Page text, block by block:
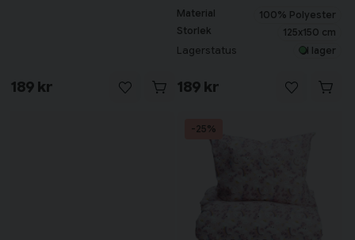
189 kr
Material
100% Polyester
Storlek
125x150 cm
Lagerstatus I lager
189 kr
-25%